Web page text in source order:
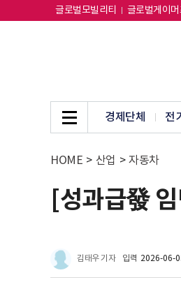
글로벌모빌리티 글로벌게이
경제단체 전
HOME > 산업 > 자동차
[성과급發
김태우 기자 입력 2026-06-